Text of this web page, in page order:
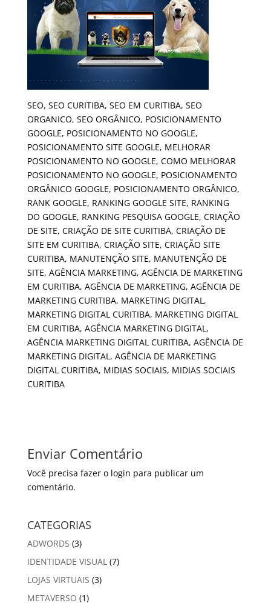
SEO, SEO CURITIBA, SEO EM CURITIBA, SEO
ORGANICO, SEO ORGÂNICO, POSICIONAMENTO
GOOGLE, POSICIONAMENTO NO GOOGLE,
POSICIONAMENTO SITE GOOGLE, MELHORAR
POSICIONAMENTO NO GOOGLE, COMO MELHORAR
POSICIONAMENTO NO GOOGLE, POSICIONAMENTO
ORGÂNICO GOOGLE, POSICIONAMENTO ORGÂNICO,
RANK GOOGLE, RANKING GOOGLE SITE, RANKING
DO GOOGLE, RANKING PESQUISA GOOGLE, CRIAÇÃO
DE SITE, CRIAÇÃO DE SITE CURITIBA, CRIAÇÃO DE
SITE EM CURITIBA, CRIAÇÃO SITE, CRIAÇÃO SITE
CURITIBA, MANUTENÇÃO SITE, MANUTENÇÃO DE
SITE, AGÊNCIA MARKETING, AGÊNCIA DE MARKETING
EM CURITIBA, AGÊNCIA DE MARKETING, AGÊNCIA DE
MARKETING CURITIBA, MARKETING DIGITAL,
MARKETING DIGITAL CURITIBA, MARKETING DIGITAL
EM CURITIBA, AGÊNCIA MARKETING DIGITAL,
AGÊNCIA MARKETING DIGITAL CURITIBA, AGÊNCIA DE
MARKETING DIGITAL, AGÊNCIA DE MARKETING
DIGITAL CURITIBA, MIDIAS SOCIAIS, MIDIAS SOCIAIS
CURITIBA
Enviar Comentário
Você precisa fazer o login para publicar um
comentário.
CATEGORIAS
ADWORDS (3)
IDENTIDADE VISUAL(7)
LOJAS VIRTUAIS (3)
METAVERSO (1)